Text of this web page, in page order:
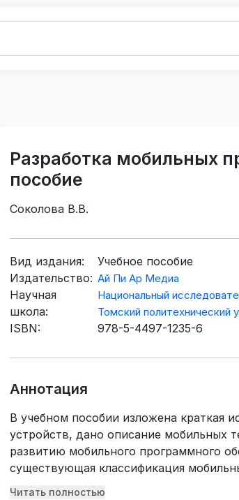
Разработка мобильных
пособие
Соколова В.В.
Вид издания:
Учебное пособие
Издательство: Ай Пи Ар Медиа
Научная
школа:
Национальный
Томский политехнический
ISBN: 978-5-4497-1235-6
Аннотация
В учебном пособии изложена краткая
устройств, дано описание мобильных
развитию мобильного программного
существующая классификация
этапы разработки мобильных
Читать полностью